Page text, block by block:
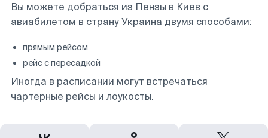
Вы можете добраться из Пензы в Киев с
авиабилетом в страну Украина двумя способами:
прямым рейсом
рейс с пересадкой
Иногда в расписании могут встречаться
чартерные рейсы и лоукосты.